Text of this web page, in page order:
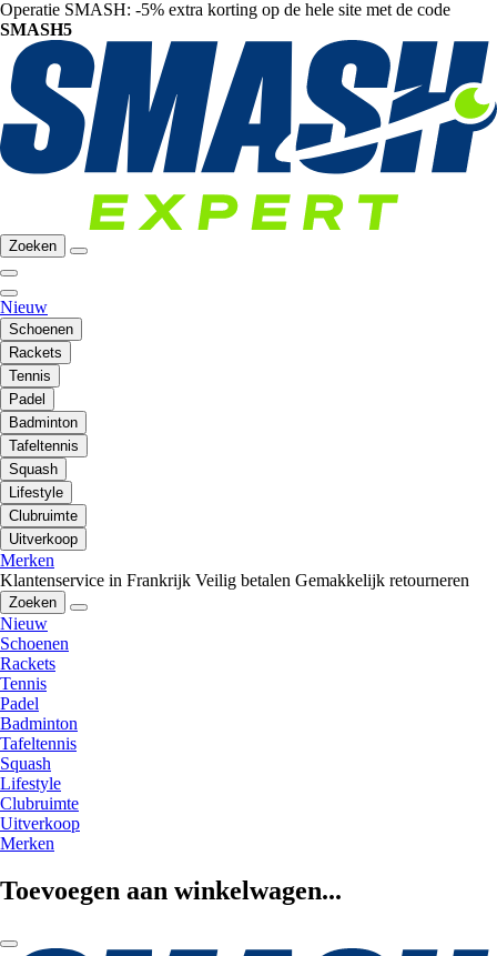
Operatie SMASH: -5% extra korting op de hele site met de code
SMASH5
Zoeken
Nieuw
Schoenen
Rackets
Tennis
Padel
Badminton
Tafeltennis
Squash
Lifestyle
Clubruimte
Uitverkoop
Merken
Klantenservice in Frankrijk Veilig betalen Gemakkelijk retourneren
Zoeken
Nieuw
Schoenen
Rackets
Tennis
Padel
Badminton
Tafeltennis
Squash
Lifestyle
Clubruimte
Uitverkoop
Merken
Toevoegen aan winkelwagen...